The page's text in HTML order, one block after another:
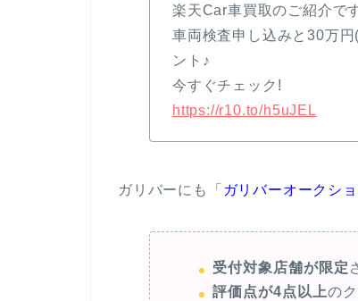
楽天Car車買取のご紹介で
車両検査申し込みと30万
ント♪
今すぐチェック!
https://r10.to/h5uJEL
ガリバーにも「 ガリバーオークシ
受付対象店舗が限定
評価点が4点以上の